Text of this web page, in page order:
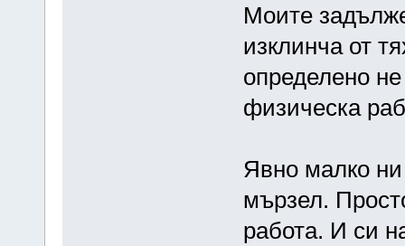
Моите
изклинча от
определено
физическа
Явно малко ни
мързел.
работа. И си